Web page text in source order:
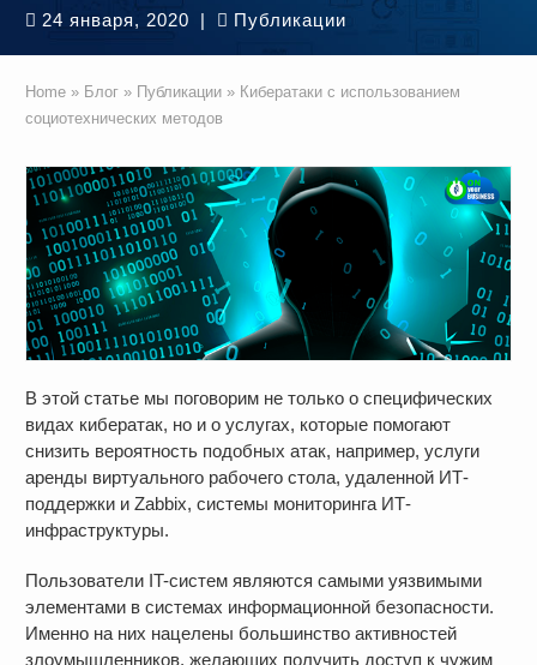
24 января, 2020 | Публикации
Home » Блог » Публикации » Кибератаки с использованием
социотехнических методов
В этой статье мы поговорим не только о специфических
видах кибератак, но и о услугах, которые помогают
снизить вероятность подобных атак, например, услуги
аренды виртуального рабочего стола, удаленной ИТ-
поддержки и Zabbix, системы мониторинга ИТ-
инфраструктуры.
Пользователи IT-систем являются самыми уязвимыми
элементами в системах информационной безопасности.
Именно на них нацелены большинство активностей
злоумышленников, желающих получить доступ к чужим